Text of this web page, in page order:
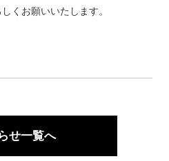
くお願いいたします。
せ一覧へ